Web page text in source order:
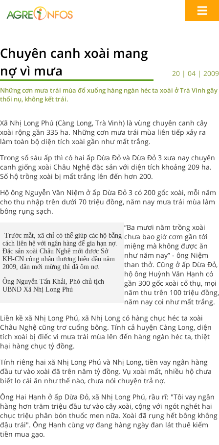
Chuyên canh xoài mang
nợ vì mưa
20 | 04 | 2009
Những cơn mưa trái mùa đổ xuống hàng ngàn héc ta xoài ở Trà Vinh gây
thối nụ, không kết trái.
Xã Nhị Long Phú (Càng Long, Trà Vinh) là vùng chuyên canh cây
xoài rộng gần 335 ha. Những cơn mưa trái mùa liên tiếp xảy ra
làm toàn bộ diện tích xoài gần như mất trắng.
Trong số sáu ấp thì có hai ấp Dừa Đỏ và Dừa Đỏ 3 xưa nay chuyên
canh giống xoài Châu Nghệ đặc sản với diện tích khoảng 209 ha.
Số hộ trồng xoài bị mất trắng lên đến hơn 200.
Hộ ông Nguyễn Văn Niệm ở ấp Dừa Đỏ 3 có 200 gốc xoài, mỗi năm
cho thu nhập trên dưới 70 triệu đồng, năm nay mưa trái mùa làm
bông rụng sạch.
Trước mắt, xã chỉ có thể giúp các hộ bằng
cách liên hệ với ngân hàng để gia hạn nợ.
Đặc sản xoài Châu Nghệ mới được Sở
KH-CN công nhận thương hiệu đầu năm
2009, dân mới mừng thì đã ôm nợ.
Ông Nguyễn Tấn Khải, Phó chủ tịch
UBND Xã Nhị Long Phú
“Ba mươi năm trồng xoài
chưa bao giờ cơm gần tới
miệng mà không được ăn
như năm nay” - ông Niệm
than thở. Cũng ở ấp Dừa Đỏ,
hộ ông Huỳnh Văn Hạnh có
gần 300 gốc xoài cổ thụ, mọi
năm thu trên 100 triệu đồng,
năm nay coi như mất trắng.
Liền kề xã Nhị Long Phú, xã Nhị Long có hàng chục héc ta xoài
Châu Nghệ cũng trơ cuống bông. Tính cả huyện Càng Long, diện
tích xoài bị điếc vì mưa trái mùa lên đến hàng ngàn héc ta, thiệt
hại hàng chục tỷ đồng.
Tính riêng hai xã Nhị Long Phú và Nhị Long, tiền vay ngân hàng
đầu tư vào xoài đã trên năm tỷ đồng. Vụ xoài mất, nhiều hộ chưa
biết lo cái ăn như thế nào, chưa nói chuyện trả nợ.
Ông Hai Hạnh ở ấp Dừa Đỏ, xã Nhị Long Phú, rầu rĩ: "Tôi vay ngân
hàng hơn trăm triệu đầu tư vào cây xoài, cộng với ngót nghét hai
chục triệu phân bón thuốc men nữa. Xoài đã rụng hết bông không
đậu trái". Ông Hạnh cùng vợ đang hàng ngày đan lát thuê kiếm
tiền mua gạo.